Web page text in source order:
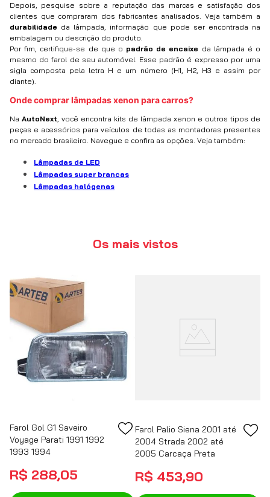
Depois, pesquise sobre a reputação das marcas e satisfação dos
clientes que compraram dos fabricantes analisados. Veja também a
durabilidade da lâmpada, informação que pode ser encontrada na
embalagem ou descrição do produto.
Por fim, certifique-se de que o padrão de encaixe da lâmpada é o
mesmo do farol de seu automóvel. Esse padrão é expresso por uma
sigla composta pela letra H e um número (H1, H2, H3 e assim por
diante).
Onde comprar lâmpadas xenon para carros?
Na AutoNext, você encontra kits de lâmpada xenon e outros tipos de
peças e acessórios para veículos de todas as montadoras presentes
no mercado brasileiro. Navegue e confira as opções. Veja também:
Lâmpadas de LED
Lâmpadas super brancas
Lâmpadas halógenas
Os mais vistos
Farol Gol G1 Saveiro
Voyage Parati 1991 1992
1993 1994
R$ 288,05
Farol Palio Siena 2001 até
2004 Strada 2002 até
2005 Carcaça Preta
R$ 453,90